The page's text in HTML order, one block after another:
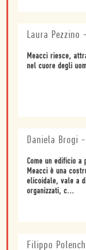
Laura Pezzino -
Meacci riesce,
nel cuore degli
Daniela Brogi -
Come un edificio
Meacci è una
elicoidale, vale a
organizzati, c...
Filippo